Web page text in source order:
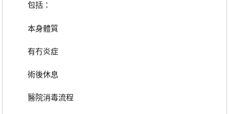
包括：
本身體質
有冇炎症
術後休息
醫院消毒流程